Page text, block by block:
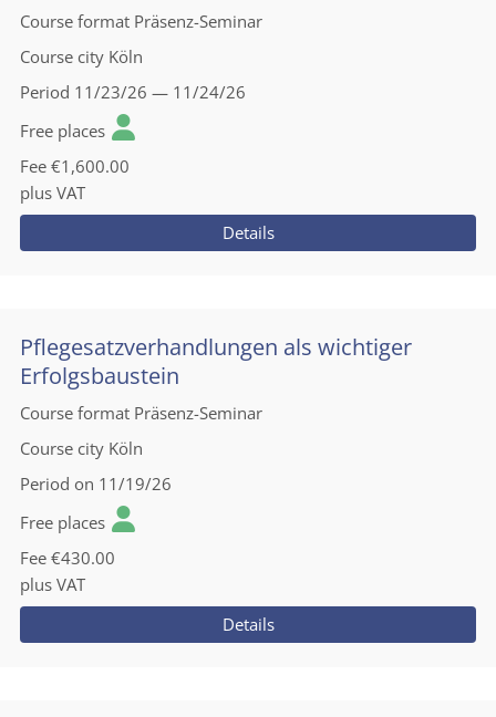
Course format Präsenz-Seminar
Course city Köln
Period 11/23/26 — 11/24/26
Free places
Fee €1,600.00
plus VAT
Details
Pflegesatzverhandlungen als wichtiger
Erfolgsbaustein
Course format Präsenz-Seminar
Course city Köln
Period on 11/19/26
Free places
Fee €430.00
plus VAT
Details